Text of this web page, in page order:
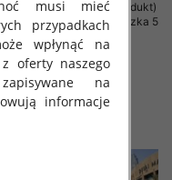
damskie (Włoskie produkt)
Standard, Mix Kolor Paczka 5
34.00 zł
szczegóły
musi mieć
przypadkach
wpłynąć na
oferty naszego
na
informacje